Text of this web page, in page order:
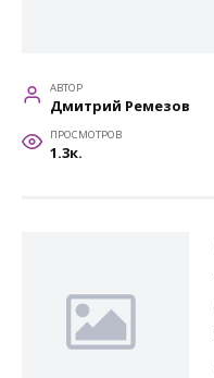
АВТОР
Дмитрий Ремезов
ПРОСМОТРОВ
1.3к.